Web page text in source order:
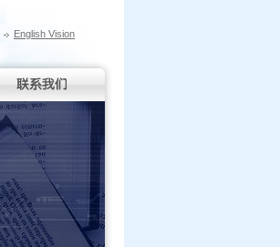
English Vision